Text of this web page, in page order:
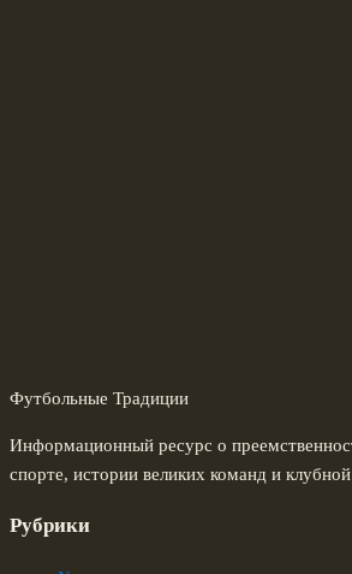
Футбольные Традиции
Информационный ресурс о
спорте, истории великих команд и клубной
Рубрики